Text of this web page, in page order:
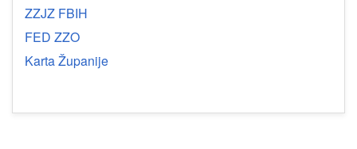
ZZJZ FBIH
FED ZZO
Karta Županije